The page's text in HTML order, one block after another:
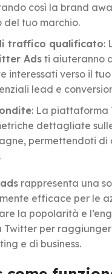
così la brand
del tuo marchio.
traffico qualificato:
Ads ti aiuteranno
interessati verso il
lead e
: La piattaforma
dettagliate
permettendoti di
rappresenta una
efficace per le
la popolarità e
per
e di business.